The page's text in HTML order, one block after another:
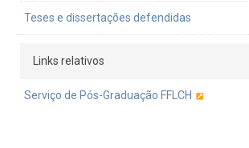
Teses e dissertações defendidas
Links relativos
Serviço de Pós-Graduação FFLCH